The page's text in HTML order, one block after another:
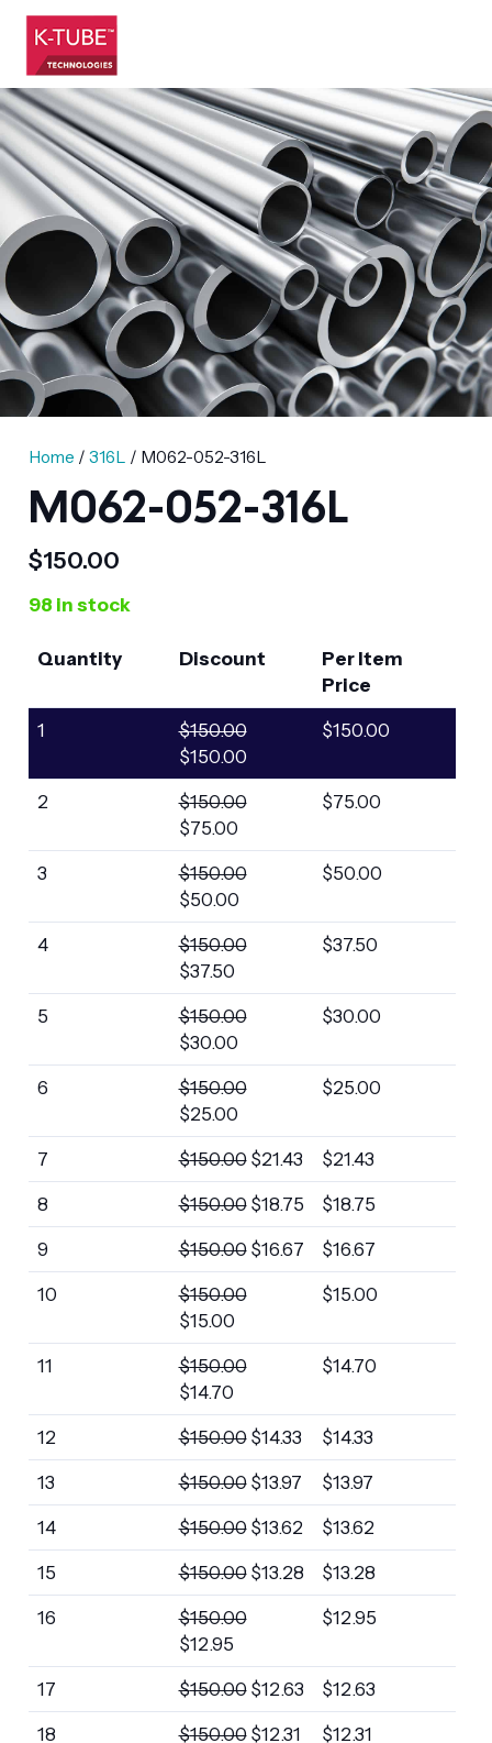
Home / 316L / M062-052-316L
M062-052-316L
$150.00
98 in stock
Quantity Discount
Per Item
Price
1 $150.00
$150.00
$150.00
2 $150.00
$75.00
$75.00
3 $150.00
$50.00
$50.00
4 $150.00
$37.50
$37.50
5 $150.00
$30.00
$30.00
6 $150.00
$25.00
$25.00
7 $150.00 $21.43 $21.43
8 $150.00 $18.75 $18.75
9 $150.00 $16.67 $16.67
10 $150.00
$15.00
$15.00
11 $150.00
$14.70
$14.70
12 $150.00 $14.33 $14.33
13 $150.00 $13.97 $13.97
14 $150.00 $13.62 $13.62
15 $150.00 $13.28 $13.28
16 $150.00
$12.95
$12.95
17 $150.00 $12.63 $12.63
18 $150.00 $12.31 $12.31